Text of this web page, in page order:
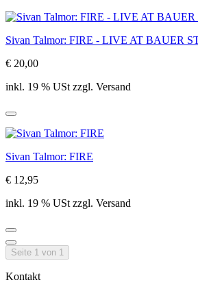
Sivan Talmor: FIRE - LIVE AT BAUER
€ 20,00
inkl. 19 % USt zzgl. Versand
Sivan Talmor: FIRE
€ 12,95
inkl. 19 % USt zzgl. Versand
Seite 1 von 1
Kontakt